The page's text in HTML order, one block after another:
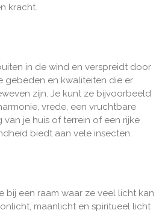
kracht.
in de wind en verspreidt door
gebeden en kwaliteiten die er
zijn. Je kunt ze bijvoorbeeld
vrede, een vruchtbare
van je huis of terrein of een rijke
biedt aan vele insecten.
bij een raam waar ze veel licht kan
maanlicht en spiritueel licht